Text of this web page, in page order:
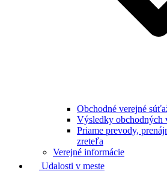
Obchodné verejné
Výsledky obchodných
Priame prevody,
zreteľa
Verejné informácie
Udalosti v meste